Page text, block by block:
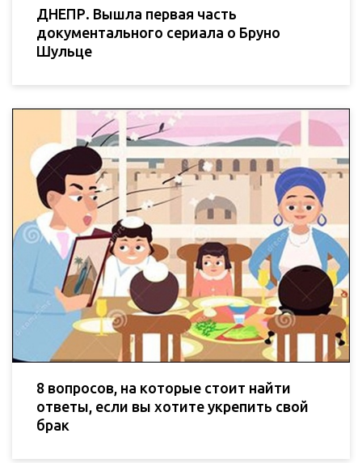
ДНЕПР. Вышла первая часть
документального сериала о Бруно
Шульце
8 вопросов, на которые стоит найти
ответы, если вы хотите укрепить свой
брак